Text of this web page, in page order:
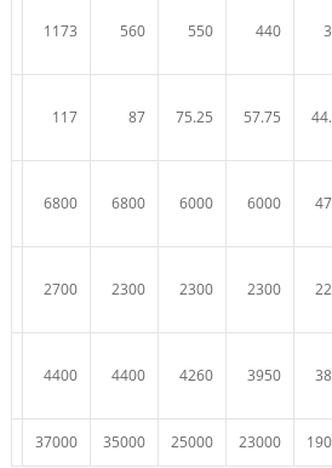
440
550
560
1173
57.75
75.25
87
117
6000
6000
6800
6800
2300
2300
2300
2700
3950
4260
4400
4400
23000
25000
35000
37000